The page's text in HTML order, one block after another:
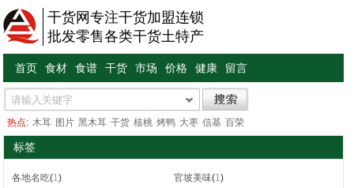
干货网专注干货加盟连锁
批发零售各类干货土特产
首页 食材 食谱 干货 市场 价格 健康 留言
热点: 木耳 图片 黑木耳 干货 核桃 烤鸭 大枣 信基 百荣
标签
各地名吃(1) 官坡美味(1)